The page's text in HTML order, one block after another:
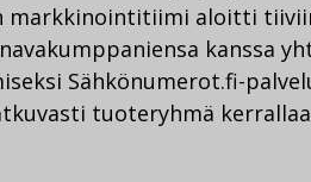
markkinointitiimi aloitti
kanssa
Sähkönumerot.fi-
tuoteryhmä